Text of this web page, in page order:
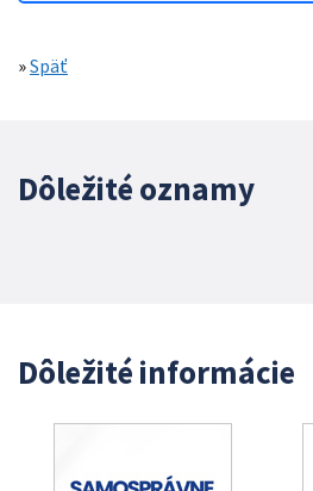
»Späť
Dôležité oznamy
Dôležité informácie